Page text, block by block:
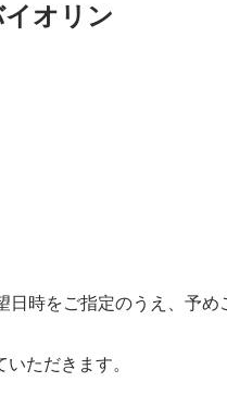
オリン
時をご指定のうえ、予め
ただきます。